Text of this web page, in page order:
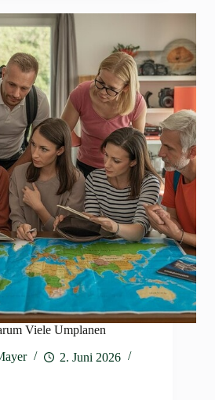
Viele Umplanen
2. Juni 2026